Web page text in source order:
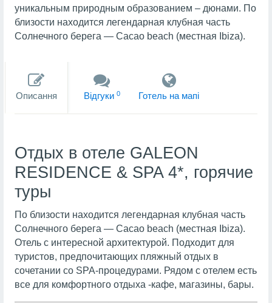
уникальным природным образованием – дюнами. По
близости находится легендарная клубная часть
Солнечного берега — Cacao beach (местная Ibiza).
Описання Вiдгуки 0 Готель на мапi
Отдых в отеле GALEON
RESIDENCE & SPA 4*, горячие
туры
По близости находится легендарная клубная часть
Солнечного берега — Cacao beach (местная Ibiza).
Отель с интересной архитектурой. Подходит для
туристов, предпочитающих пляжный отдых в
сочетании со SPA-процедурами. Рядом с отелем есть
все для комфортного отдыха -кафе, магазины, бары.